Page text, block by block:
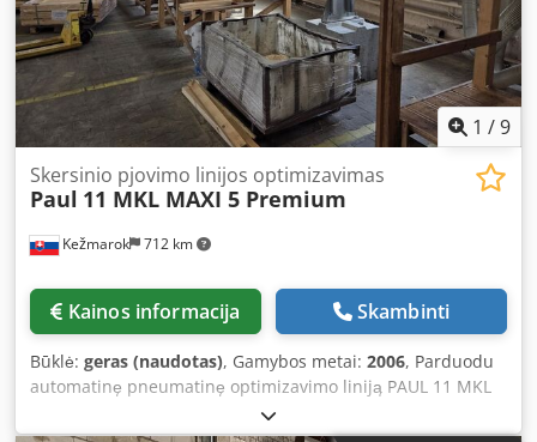
1 /9
Kežmarok 712 km
Skersinio pjovimo linijos optimizavimas
Paul 11 MKL MAXI 5 Premium
Kainos informacija Skambinti
Būklė: geras (naudotas), Gamybos metai: 2006, Parduodu
automatinę pneumatinę optimizavimo liniją PAUL 11 MKL
MAXI 5 Premium. Dkodpfxjzraaxs Aiisr Pagaminimo metai –
2006 m. Įvado stalas – automatinis (nuolatinio proceso